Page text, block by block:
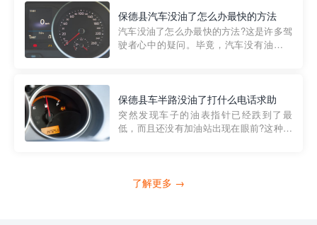
的送油师傅，解决没油的紧急情况。 首
先，让我们来了解一下穿...
保德县汽车没油了怎么办最快的方法
汽车没油了怎么办最快的方法?这是许多驾
驶者心中的疑问。毕竟，汽车没有油就无
越者小程序是一款专门解决汽车没油问题
的在线服务平台。通过...
保德县车半路没油了打什么电话求助
突然发现车子的油表指针已经跌到了最
低，而且还没有加油站出现在眼前?这种情
打4006363122请求送油人员来帮助你。
了解更多 →